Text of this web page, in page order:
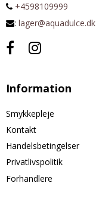
+4598109999
: lager@aquadulce.dk
Information
Smykkepleje
Kontakt
Handelsbetingelser
Privatlivspolitik
Forhandlere